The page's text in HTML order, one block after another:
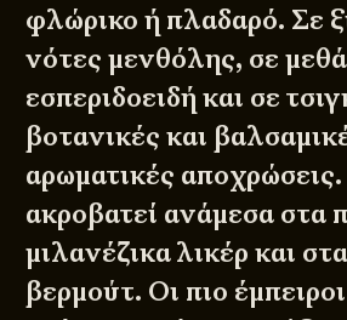
φλώρικο ή πλαδαρό. Σε
νότες μενθόλης, σε
εσπεριδοειδή και σε
βοτανικές και
αρωματικές
ακροβατεί ανάμεσα στα
μιλανέζικα λικέρ και
βερμούτ. Οι πιο